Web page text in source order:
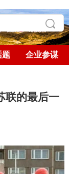
题 企业参谋
联的最后一